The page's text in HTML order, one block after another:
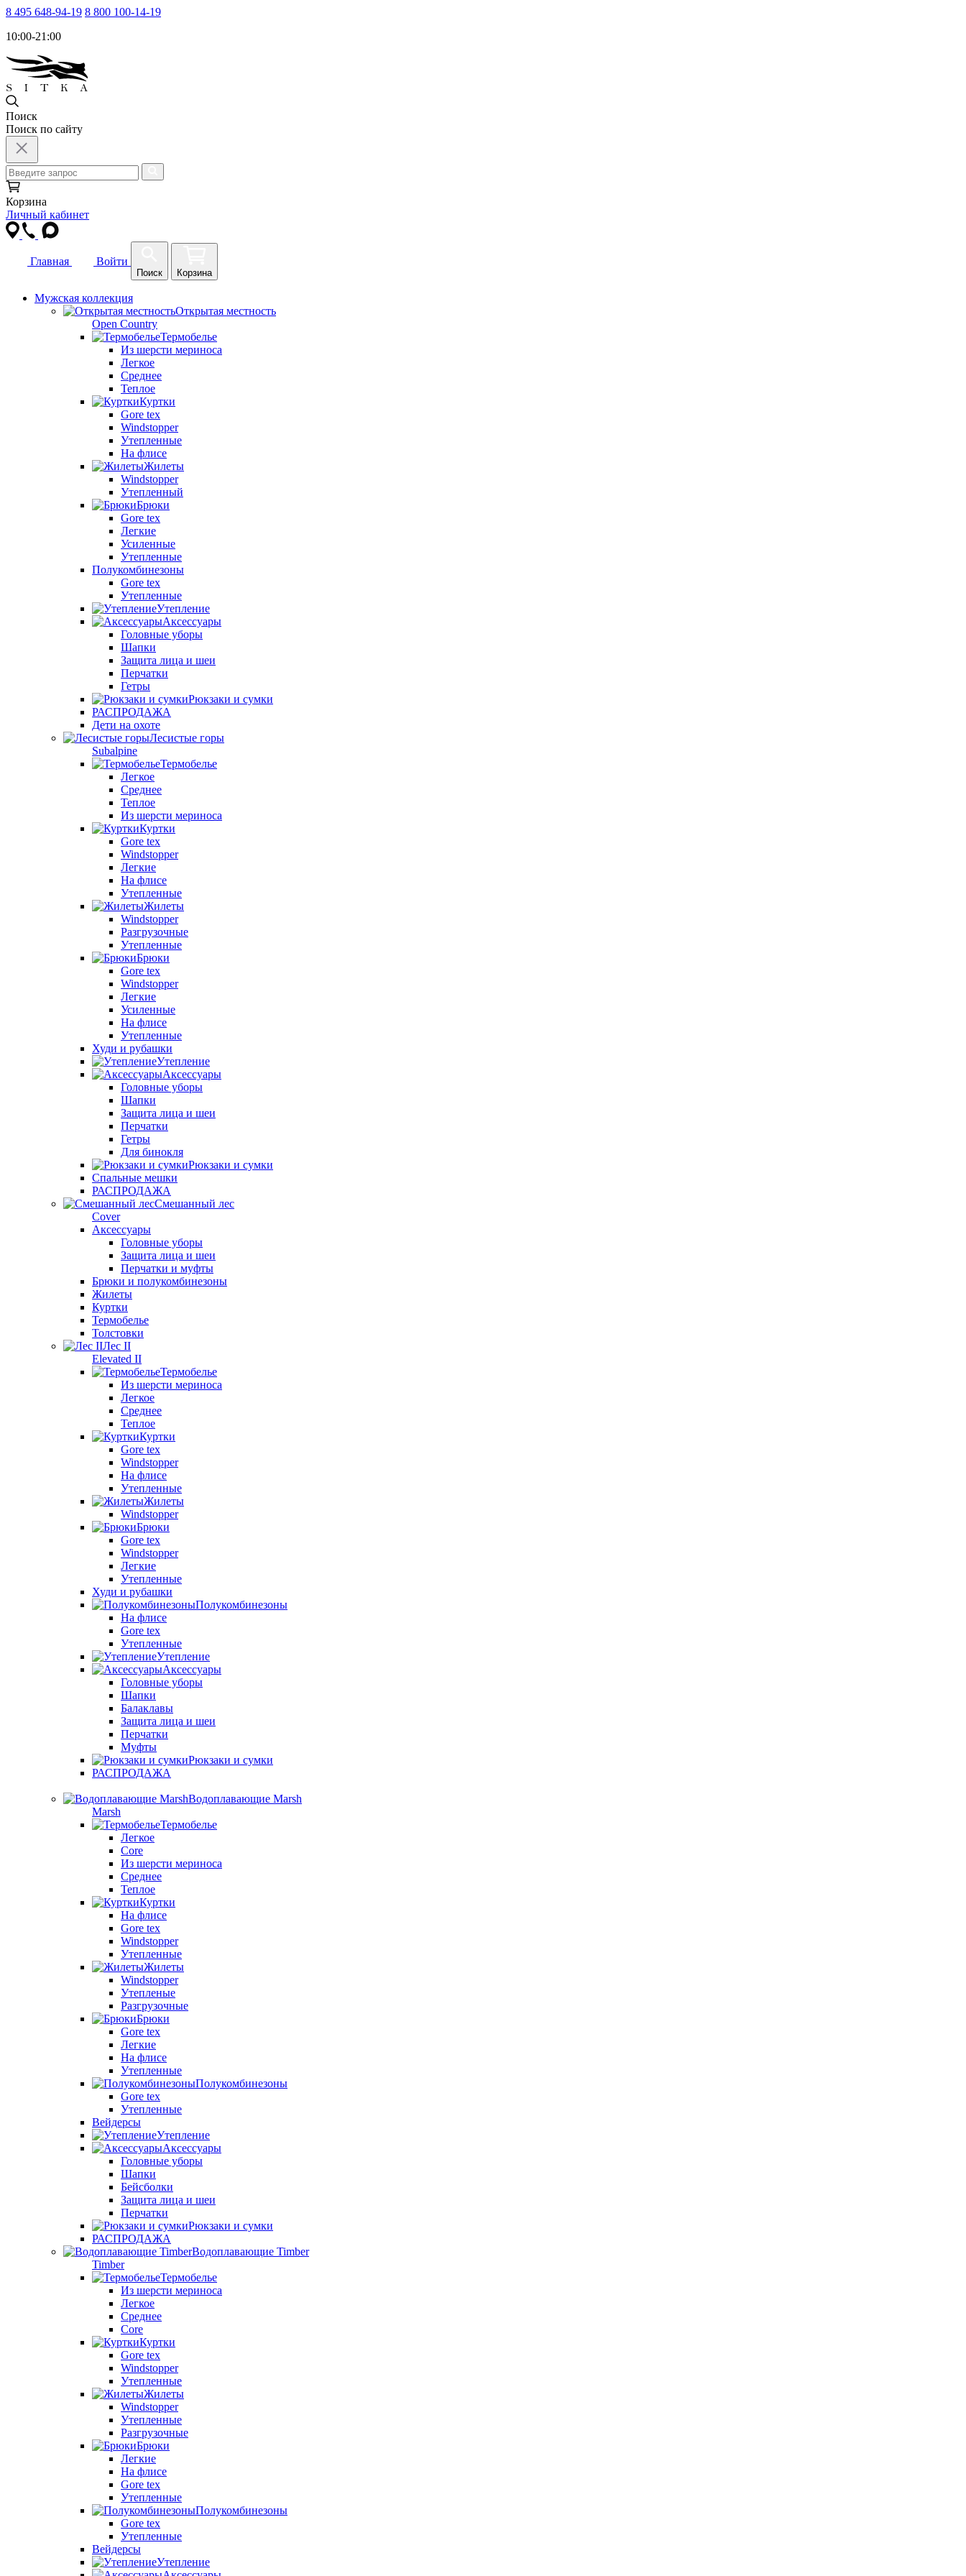
8 495 648-94-19 8 800 100-14-19
10:00-21:00
Поиск
Поиск по сайту
Корзина
Личный кабинет
Главная Войти
Поиск Корзина
Мужская коллекция
Открытая местность
Open Country
Термобелье
Из шерсти мериноса
Легкое
Среднее
Теплое
Куртки
Gore tex
Windstopper
Утепленные
На флисе
Жилеты
Windstopper
Утепленный
Брюки
Gore tex
Легкие
Усиленные
Утепленные
Полукомбинезоны
Gore tex
Утепленные
Утепление
Аксессуары
Головные уборы
Шапки
Защита лица и шеи
Перчатки
Гетры
Рюкзаки и сумки
РАСПРОДАЖА
Дети на охоте
Лесистые горы
Subalpine
Термобелье
Легкое
Среднее
Теплое
Из шерсти мериноса
Куртки
Gore tex
Windstopper
Легкие
На флисе
Утепленные
Жилеты
Windstopper
Разгрузочные
Утепленные
Брюки
Gore tex
Windstopper
Легкие
Усиленные
На флисе
Утепленные
Худи и рубашки
Утепление
Аксессуары
Головные уборы
Шапки
Защита лица и шеи
Перчатки
Гетры
Для бинокля
Рюкзаки и сумки
Спальные мешки
РАСПРОДАЖА
Смешанный лес
Cover
Аксессуары
Головные уборы
Защита лица и шеи
Перчатки и муфты
Брюки и полукомбинезоны
Жилеты
Куртки
Термобелье
Толстовки
Лес II
Elevated II
Термобелье
Из шерсти мериноса
Легкое
Среднее
Теплое
Куртки
Gore tex
Windstopper
На флисе
Утепленные
Жилеты
Windstopper
Брюки
Gore tex
Windstopper
Легкие
Утепленные
Худи и рубашки
Полукомбинезоны
На флисе
Gore tex
Утепленные
Утепление
Аксессуары
Головные уборы
Шапки
Балаклавы
Защита лица и шеи
Перчатки
Муфты
Рюкзаки и сумки
РАСПРОДАЖА
Водоплавающие Marsh
Marsh
Термобелье
Легкое
Core
Из шерсти мериноса
Среднее
Теплое
Куртки
На флисе
Gore tex
Windstopper
Утепленные
Жилеты
Windstopper
Утепленые
Разгрузочные
Брюки
Gore tex
Легкие
На флисе
Утепленные
Полукомбинезоны
Gore tex
Утепленные
Вейдерсы
Утепление
Аксессуары
Головные уборы
Шапки
Бейсболки
Защита лица и шеи
Перчатки
Рюкзаки и сумки
РАСПРОДАЖА
Водоплавающие Timber
Timber
Термобелье
Из шерсти мериноса
Легкое
Среднее
Core
Куртки
Gore tex
Windstopper
Утепленные
Жилеты
Windstopper
Утепленные
Разгрузочные
Брюки
Легкие
На флисе
Gore tex
Утепленные
Полукомбинезоны
Gore tex
Утепленные
Вейдерсы
Утепление